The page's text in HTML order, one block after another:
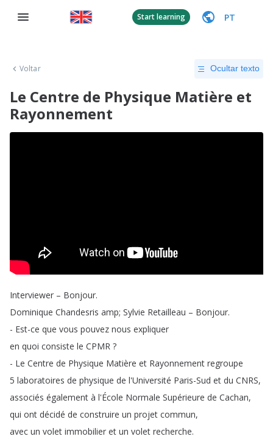
Start learning PT
Voltar Ocultar texto
Le Centre de Physique Matière et
Rayonnement
Interviewer – Bonjour.
Dominique Chandesris amp; Sylvie Retailleau – Bonjour.
- Est-ce que vous pouvez nous expliquer
en quoi consiste le CPMR ?
- Le Centre de Physique Matière et Rayonnement regroupe
5 laboratoires de physique de l'Université Paris-Sud et du CNRS,
associés également à l'École Normale Supérieure de Cachan,
qui ont décidé de construire un projet commun,
avec un volet immobilier et un volet recherche.